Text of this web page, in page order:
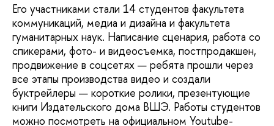
Его участниками стали 14 студентов факультета
коммуникаций, медиа и дизайна и факультета
гуманитарных наук. Написание сценария, работа со
спикерами, фото- и видеосъемка, постпродакшен,
продвижение в соцсетях — ребята прошли через
все этапы производства видео и создали
буктрейлеры — короткие ролики, презентующие
книги Издательского дома ВШЭ. Работы студентов
можно посмотреть на официальном Youtube-